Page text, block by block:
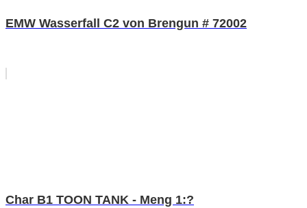
EMW Wasserfall C2 von Brengun # 72002
Char B1 TOON TANK - Meng 1:?